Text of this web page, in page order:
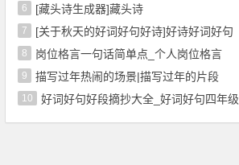
6 [藏头诗生成器]藏头诗
7 [关于秋天的好词好句好诗]好诗好词好句
8 岗位格言一句话简单点_个人岗位格言
9 描写过年热闹的场景|描写过年的片段
10 好词好句好段摘抄大全_好词好句四年级